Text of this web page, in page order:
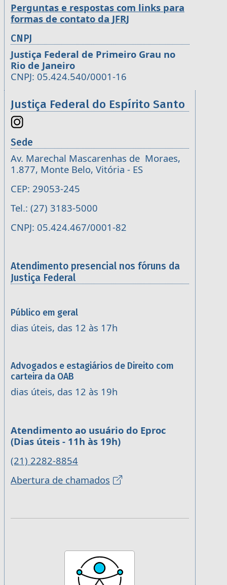
Perguntas e respostas com links para
formas de contato da JFRJ
CNPJ
Justiça Federal de Primeiro Grau no
Rio de Janeiro
CNPJ: 05.424.540/0001-16
Justiça Federal do Espírito Santo
Sede
Av. Marechal Mascarenhas de Moraes,
1.877, Monte Belo, Vitória - ES
CEP: 29053-245
Tel.: (27) 3183-5000
CNPJ: 05.424.467/0001-82
Atendimento presencial nos fóruns da
Justiça Federal
Público em geral
dias úteis, das 12 às 17h
Advogados e estagiários de Direito com
carteira da OAB
dias úteis, das 12 às 19h
Atendimento ao usuário do Eproc
(Dias úteis - 11h às 19h)
(21) 2282-8854
Abertura de chamados